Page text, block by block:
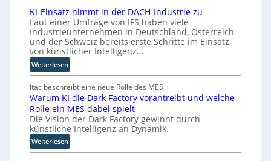
t
t
I
n
u
s
t
r
i
a
B
l
e
r
b
e
f
ü
r
c
h
t
e
n
K
u
d
i
e
z
e
i
g
t
M
i
s
s
t
KI-Einsatz nimmt in der DACH-Industrie zu
Laut einer Umfrage von IFS haben viele
Industrieunternehmen in Deutschland, Österreich
und der Schweiz bereits erste Schritte im Einsatz
von künstlicher Intelligenz…
Weiterlesen:
K
I
-
E
i
n
s
a
Itac beschreibt eine neue Rolle des MES
Warum KI die Dark Factory vorantreibt und welche
Rolle ein MES dabei spielt
Die Vision der Dark Factory gewinnt durch
künstliche Intelligenz an Dynamik.
Weiterlesen:
W